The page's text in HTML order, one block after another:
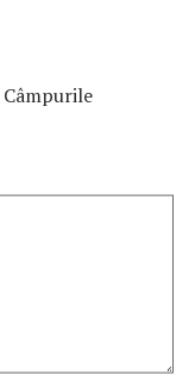
Câmpurile